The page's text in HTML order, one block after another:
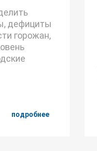
дефициты
горожан,
подробнее